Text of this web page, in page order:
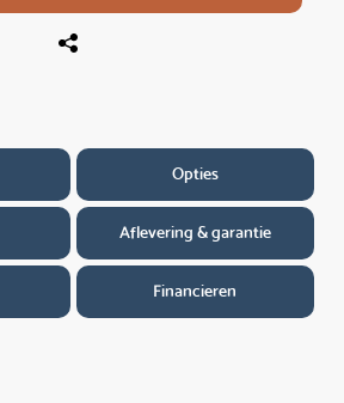
Opties
Aflevering & garantie
Financieren